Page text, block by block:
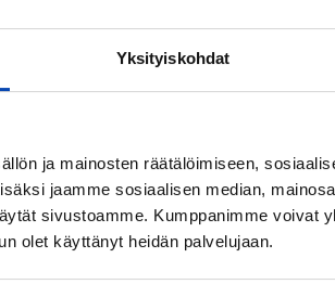
Yksityiskohdat
ja mainosten räätälöimiseen,
jaamme sosiaalisen median,
sivustoamme. Kumppanimme voivat
olet käyttänyt heidän palvelujaan.
mukainen ja isännöitsijäntodistuksen
SFS 5139 standardin mukaisesti.